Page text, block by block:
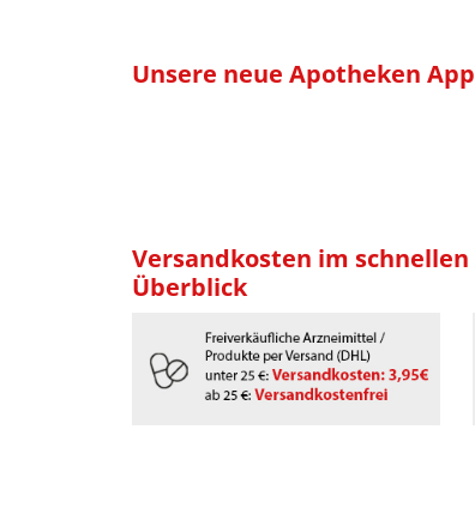
Unsere neue Apotheken App
Versandkosten im schnellen
Überblick